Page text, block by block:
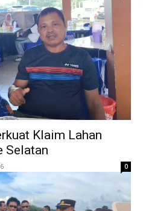
Klaim Lahan
Selatan
0